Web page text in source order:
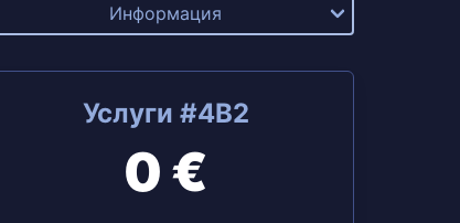
Информация
Услуги #4B2
0 €